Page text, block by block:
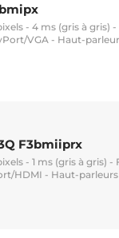
- 4 ms (gris à gris)
VGA - Haut-
F3bmiiprx
- 1 ms (gris à gris) -
HDMI - Haut-